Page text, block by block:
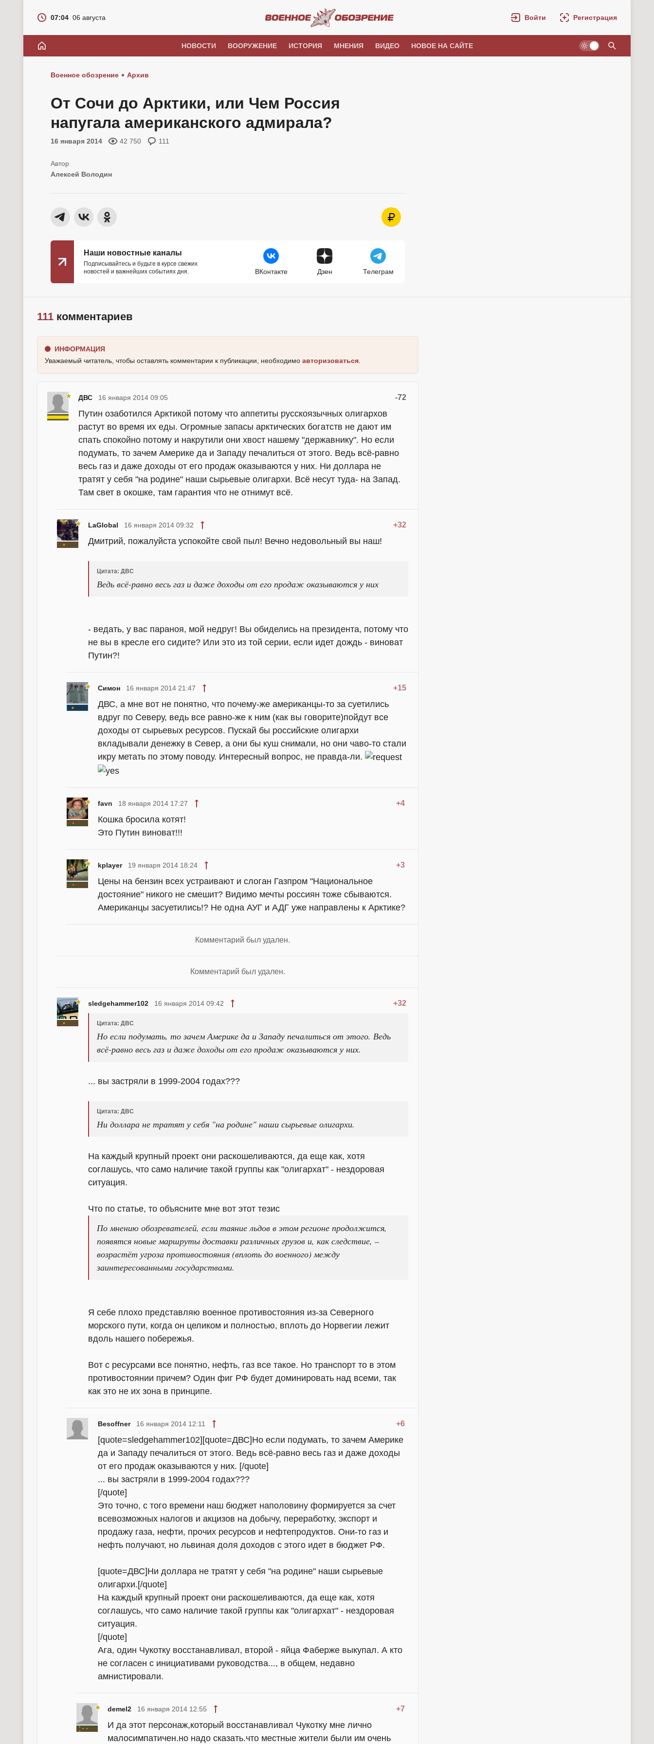
07:04 06 августа Войти Регистрация
НОВОСТИ ВООРУЖЕНИЕ ИСТОРИЯ МНЕНИЯ ВИДЕО НОВОЕ НА САЙТЕ
Военное обозрение Архив
От Сочи до Арктики, или Чем Россия
напугала американского адмирала?
16 января 2014 42 750 111
Алексей Володин
Наши новостные каналы
Подписывайтесь и будьте в курсе свежих
новостей и важнейших событиях дня.
ВКонтакте Дзен Телеграм
111 комментариев
ИНФОРМАЦИЯ
Уважаемый читатель, чтобы оставлять комментарии к публикации, необходимо авторизоваться
ДВС -72
16 января 2014 09:05
Путин озаботился Арктикой потому что аппетиты русскоязычных олигархов
растут во время их еды. Огромные запасы арктических богатств не дают им
спать спокойно потому и накрутили они хвост нашему "державнику". Но если
подумать, то зачем Америке да и Западу печалиться от этого. Ведь всё-равно
весь газ и даже доходы от его продаж оказываются у них. Ни доллара не
тратят у себя "на родине" наши сырьевые олигархи. Всё несут туда- на Запад.
Там свет в окошке, там гарантия что не отнимут всё.
LaGlobal +32
16 января 2014 09:32
Дмитрий, пожалуйста успокойте свой пыл! Вечно недовольный вы наш!
Цитата: ДВС
Ведь всё-равно весь газ и даже доходы от его продаж оказываются у них
- ведать, у вас параноя, мой недруг! Вы обиделись на президента, потому что
не вы в кресле его сидите? Или это из той серии, если идет дождь - виноват
Путин?!
Симон +15
16 января 2014 21:47
ДВС, а мне вот не понятно, что почему-же американцы-то за суетились
вдруг по Северу, ведь все равно-же к ним (как вы говорите)пойдут все
доходы от сырьевых ресурсов. Пускай бы российские олигархи
вкладывали денежку в Север, а они бы куш снимали, но они чаво-то стали
икру метать по этому поводу. Интересный вопрос, не правда-ли.
favn +4
18 января 2014 17:27
Кошка бросила котят!
Это Путин виноват!!!
kplayer +3
19 января 2014 18:24
Цены на бензин всех устраивают и слоган Газпром "Национальное
достояние" никого не смешит? Видимо мечты россиян тоже сбываются.
Американцы засуетились!? Не одна АУГ и АДГ уже направлены к Арктике?
Комментарий был удален.
Комментарий был удален.
sledgehammer102 +32
16 января 2014 09:42
Цитата: ДВС
Но если подумать, то зачем Америке да и Западу печалиться от этого. Ведь
всё-равно весь газ и даже доходы от его продаж оказываются у них.
... вы застряли в 1999-2004 годах???
Цитата: ДВС
Ни доллара не тратят у себя "на родине" наши сырьевые олигархи.
На каждый крупный проект они раскошеливаются, да еще как, хотя
соглашусь, что само наличие такой группы как "олигархат" - нездоровая
ситуация.
Что по статье, то объясните мне вот этот тезис
По мнению обозревателей, если таяние льдов в этом регионе продолжится,
появятся новые маршруты доставки различных грузов и, как следствие, –
возрастёт угроза противостояния (вплоть до военного) между
заинтересованными государствами.
Я себе плохо представляю военное противостояния из-за Северного
морского пути, когда он целиком и полностью, вплоть до Норвегии лежит
вдоль нашего побережья.
Вот с ресурсами все понятно, нефть, газ все такое. Но транспорт то в этом
противостоянии причем? Один фиг РФ будет доминировать над всеми, так
как это не их зона в принципе.
Besoffner +6
16 января 2014 12:11
[quote=sledgehammer102][quote=ДВС]Но если подумать, то зачем Америке
да и Западу печалиться от этого. Ведь всё-равно весь газ и даже доходы
от его продаж оказываются у них. [/quote]
... вы застряли в 1999-2004 годах???
[/quote]
Это точно, с того времени наш бюджет наполовину формируется за счет
всевозможных налогов и акцизов на добычу, переработку, экспорт и
продажу газа, нефти, прочих ресурсов и нефтепродуктов. Они-то газ и
нефть получают, но львиная доля доходов с этого идет в бюджет РФ.
[quote=ДВС]Ни доллара не тратят у себя "на родине" наши сырьевые
олигархи.[/quote]
На каждый крупный проект они раскошеливаются, да еще как, хотя
соглашусь, что само наличие такой группы как "олигархат" - нездоровая
ситуация.
[/quote]
Ага, один Чукотку восстанавливал, второй - яйца Фаберже выкупал. А кто
не согласен с инициативами руководства..., в общем, недавно
амнистировали.
demel2 +7
16 января 2014 12:55
И да этот персонаж,который восстанавливал Чукотку мне лично
малосимпатичен.но надо сказать.что местные жители были им очень